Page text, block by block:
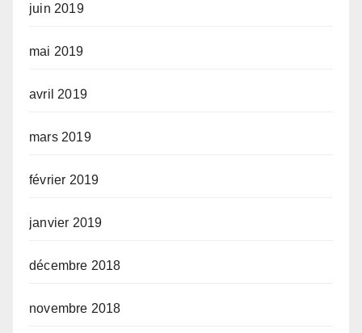
juin 2019
mai 2019
avril 2019
mars 2019
février 2019
janvier 2019
décembre 2018
novembre 2018